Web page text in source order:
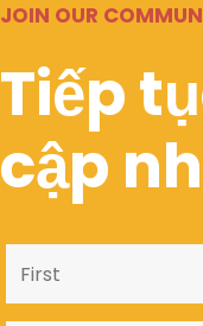
JOIN OUR
Tiếp
cập